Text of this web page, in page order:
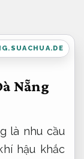
Nẵng
là nhu cầu
hậu khắc